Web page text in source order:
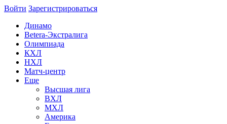
Войти Зарегиcтрироваться
Динамо
Betera-Экстралига
Олимпиада
КХЛ
НХЛ
Матч-центр
Еще
Высшая лига
ВХЛ
МХЛ
Америка